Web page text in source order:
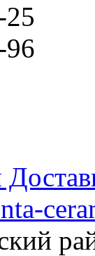
96